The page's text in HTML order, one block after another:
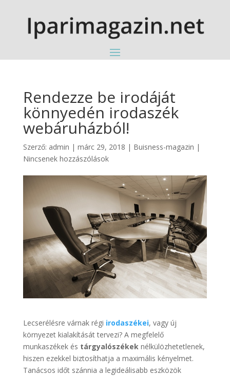
Rendezze be irodáját
könnyedén irodaszék
webáruházból!
Szerző: admin | márc 29, 2018 | Buisness-magazin |
Nincsenek hozzászólások
Lecserélésre várnak régi irodaszékei, vagy új
környezet kialakítását tervezi? A megfelelő
munkaszékek és tárgyalószékek nélkülözhetetlenek,
hiszen ezekkel biztosíthatja a maximális kényelmet.
Tanácsos időt szánnia a legideálisabb eszközök